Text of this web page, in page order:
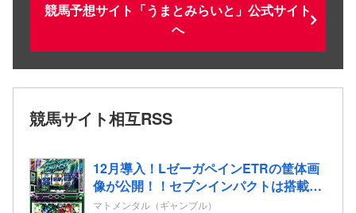
競馬予想サイト「うまとみらいと」公式サイト
へ
競馬サイト相互RSS
12月導入！LゼーガペインETRの筐体画
像が公開！！セブンインパクトは搭載さ
れてるっぽい！
マトメンタル（ギャンブル）